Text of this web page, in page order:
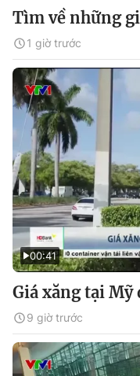
Tìm về những
1 giờ trước
00:41
Giá xăng tại Mỹ
9 giờ trước